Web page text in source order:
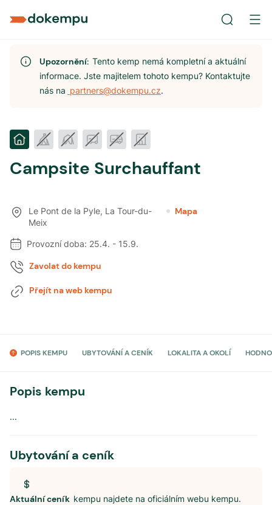
Upozornění:Tento kemp nemá kompletní a aktuální
informace. Jste majitelem tohoto kempu? Kontaktujte
nás na partners@dokempu.cz.
Campsite Surchauffant
Le Pont de la Pyle, La Tour-du-
Meix
Mapa
Provozní doba: 25.4. - 15.9.
Zavolat do kempu
Přejít na web kempu
POPIS KEMPU UBYTOVÁNÍ A CENÍK LOKALITA A OKOLÍ
Popis kempu
...
Ubytování a ceník
Aktuální ceník kempu najdete na oficiálním webu kempu.